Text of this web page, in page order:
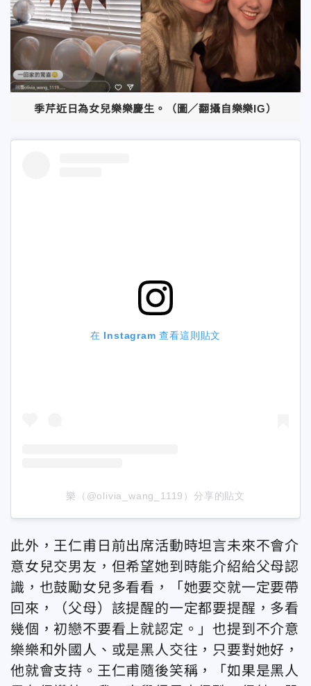
季芹近日為女兒樂樂慶生。（圖／翻攝自樂樂IG）
在 Instagram 查看這則貼文
樂（@olivia_wang_1119）分享的貼文
此外，王仁甫日前出席活動時坦言未來不會介
意女兒交男友，但希望她到時能介紹給父母認
識，也鼓勵女兒多看看，「她要交就一定要帶
回來，（父母）該提醒的一定都要提醒，多看
幾個，初戀不要看上就認定。」也提到不介意
樂樂和外國人、或是黑人交往，只要對她好，
他就會支持。王仁甫隨後笑稱，「如果是黑人